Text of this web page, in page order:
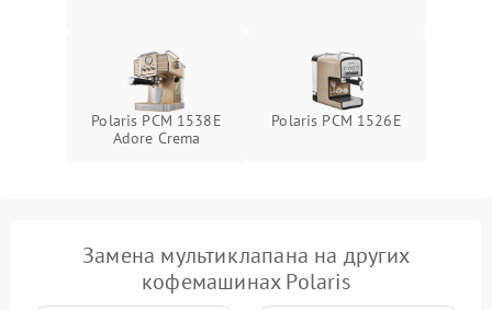
Polaris PCM 1538E
Adore Crema
Polaris PCM 1526E
Замена мультиклапана на других
кофемашинах Polaris